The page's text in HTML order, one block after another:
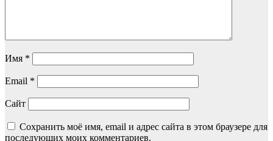
Имя *
Email *
Сайт
Сохранить моё имя, email и адрес сайта в этом браузере для
последующих моих комментариев.